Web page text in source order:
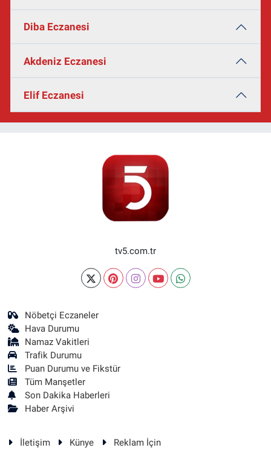
Diba Eczanesi
Akdeniz Eczanesi
Elif Eczanesi
tv5.com.tr
Nöbetçi Eczaneler
Hava Durumu
Namaz Vakitleri
Trafik Durumu
Puan Durumu ve Fikstür
Tüm Manşetler
Son Dakika Haberleri
Haber Arşivi
İletişim Künye Reklam İçin